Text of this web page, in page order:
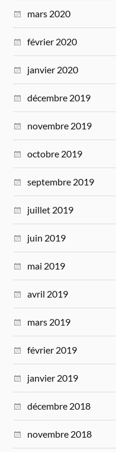
mars 2020
février 2020
janvier 2020
décembre 2019
novembre 2019
octobre 2019
septembre 2019
juillet 2019
juin 2019
mai 2019
avril 2019
mars 2019
février 2019
janvier 2019
décembre 2018
novembre 2018